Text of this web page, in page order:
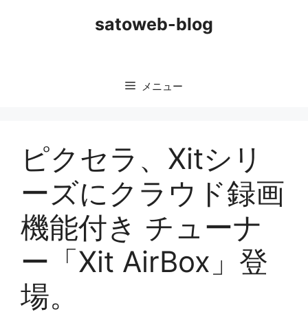
satoweb-blog
メニュー
ピクセラ、Xitシリ
ーズにクラウド録画
機能付き チューナ
ー「Xit AirBox」登
場。